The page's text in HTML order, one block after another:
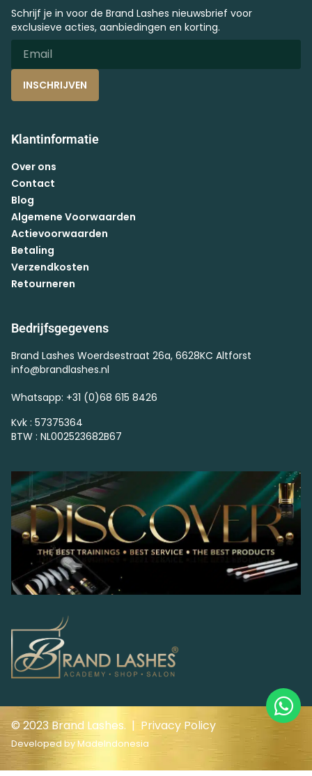
Schrijf je in voor de Brand Lashes nieuwsbrief voor
exclusieve acties, aanbiedingen en korting.
INSCHRIJVEN
Klantinformatie
Over ons
Contact
Blog
Algemene Voorwaarden
Actievoorwaarden
Betaling
Verzendkosten
Retourneren
Bedrijfsgegevens
Brand Lashes Woerdsestraat 26a, 6628KC Altforst
info@brandlashes.nl
Whatsapp: +31 (0)68 615 8426
Kvk : 57375364
BTW : NL002523682B67
© 2023 Brand Lashes. | Privacy Policy
Developed byMadeIndonesia